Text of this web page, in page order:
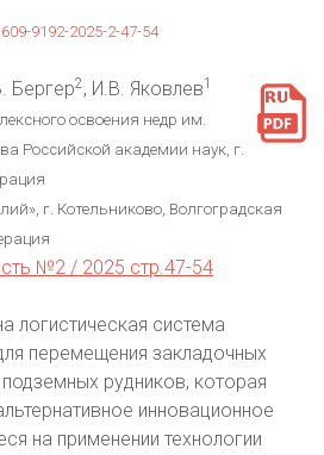
9192-2025-2-47-54
Бергер2, И.В. Яковлев1
освоения недр им.
Российской академии наук, г.
г. Котельниково, Волгоградская
№2 / 2025 стр.47-54
логистическая система
перемещения закладочных
рудников, которая
инновационное
на применении технологии